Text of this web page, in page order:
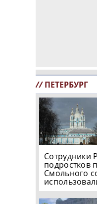
// ПЕТЕРБУРГ
Сотрудники
подростков
Смольного